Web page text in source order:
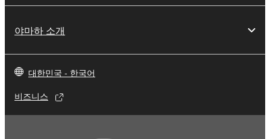
야마하 소개
대한민국 - 한국어
비즈니스